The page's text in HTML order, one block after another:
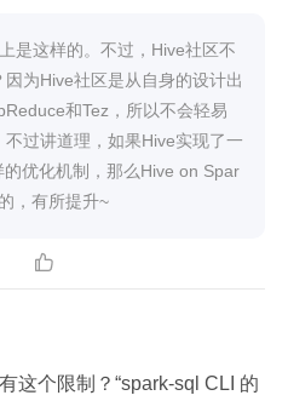
Spark driver's logs for furthe
task, with exception 'java.la
channel is closed.)'
return code 1 from org.ap
是这样的。不过，Hive社区不
为Hive社区是从自身的设计出
和Tez，所以不会轻易
过讲道理，如果Hive实现了一
优化机制，那么Hive on Spar
，有所提升~

这个限制？“spark-sql CLI 的